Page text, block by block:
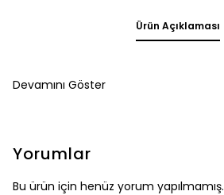
Ürün Açıklaması
Devamını Göster
Yorumlar
Bu ürün için henüz yorum yapılmamış.